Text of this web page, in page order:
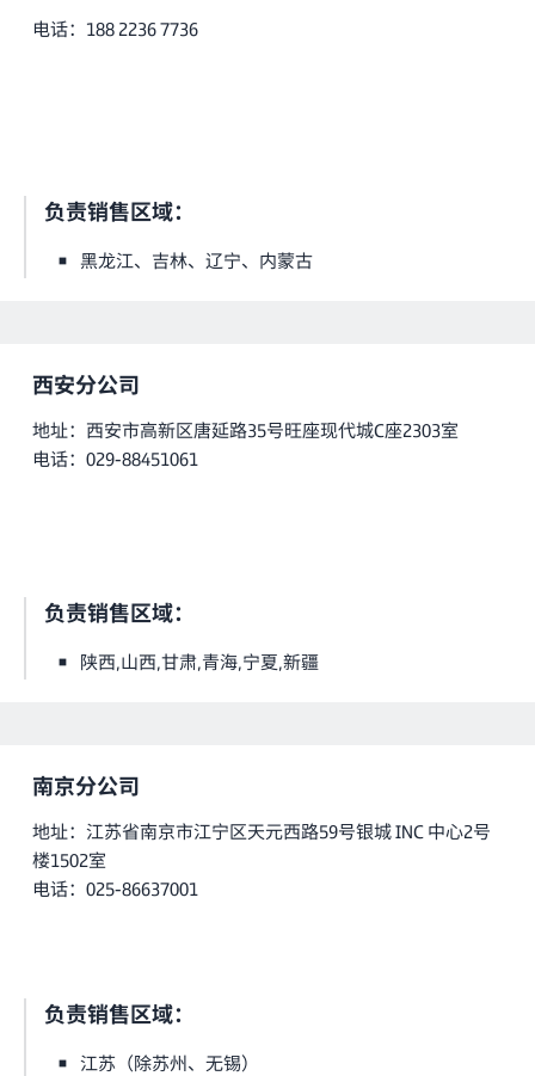
电话：188 2236 7736
负责销售区域：
黑龙江、吉林、辽宁、内蒙古
西安分公司
地址：西安市高新区唐延路35号旺座现代城C座2303室
电话：029-88451061
负责销售区域：
陕西,山西,甘肃,青海,宁夏,新疆
南京分公司
地址：江苏省南京市江宁区天元西路59号银城 INC 中心2号
楼1502室
电话：025-86637001
负责销售区域：
江苏（除苏州、无锡）